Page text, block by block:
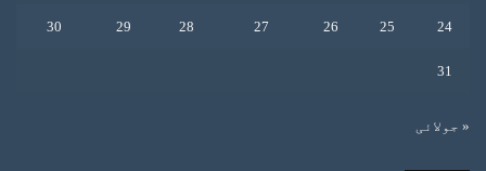
24
25
26
27
28
29
30
31
« جولائی